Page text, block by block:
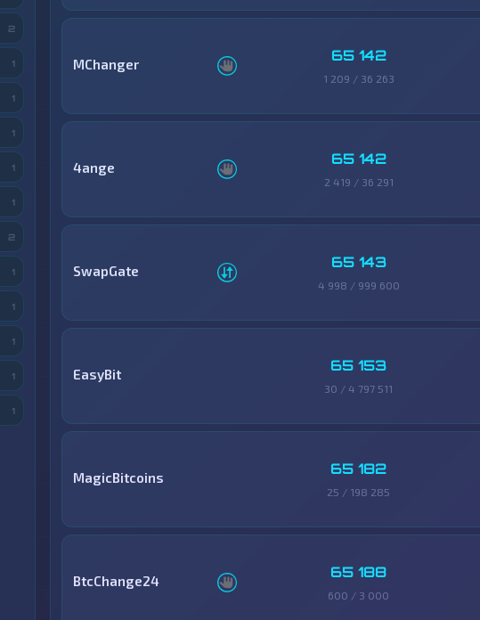
MChanger 65 142
1 209 / 36 263
4ange 65 142
2 419 / 36 291
SwapGate 65 143
4 998 / 999 600
EasyBit 65 153
30 / 4 797 511
MagicBitcoins 65 182
25 / 198 285
BtcChange24 65 188
600 / 3 000
2
1
1
1
1
1
2
1
1
1
1
1